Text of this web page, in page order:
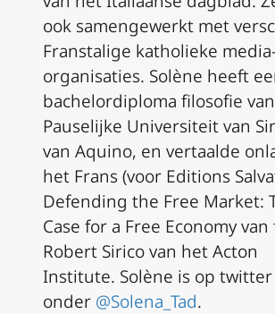
ook samengewerkt met
Franstalige katholieke
organisaties. Solène heeft
bachelordiploma filosofie
Pauselijke Universiteit van
van Aquino, en vertaalde
het Frans (voor Editions
Defending the Free Market:
Case for a Free Economyvan
Robert Sirico van het Acton
Institute. Solène is op
onder @Solena_Tad.